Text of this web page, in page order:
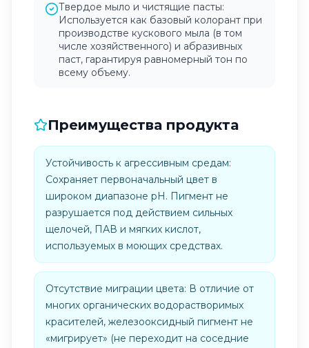
Твердое мыло и чистящие пасты:
Используется как базовый колорант при
производстве кускового мыла (в том
числе хозяйственного) и абразивных
паст, гарантируя равномерный тон по
всему объему.
Преимущества продукта
Устойчивость к агрессивным средам:
Сохраняет первоначальный цвет в
широком диапазоне pH. Пигмент не
разрушается под действием сильных
щелочей, ПАВ и мягких кислот,
используемых в моющих средствах.
Отсутствие миграции цвета: В отличие от
многих органических водорастворимых
красителей, железооксидный пигмент не
«мигрирует» (не переходит на соседние